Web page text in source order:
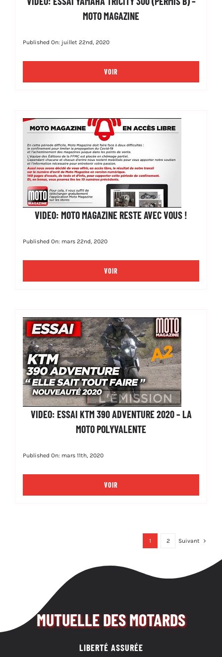
MOTO MAGAZINE
Published On: juillet 22nd, 2020
VOIR
VIDEO: MOTO MAGAZINE RESTE AVEC VOUS !
Published On: mars 22nd, 2020
VOIR
VIDEO: ESSAI KTM 390 ADVENTURE 2020 – LA
MOTO POLYVALENTE
Published On: mars 11th, 2020
VOIR
1 2 Suivant
MUTUELLE DES MOTARDS
LIBERTÉ ASSURÉE